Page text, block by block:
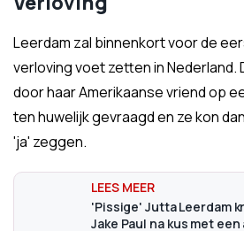
Leerdam zal binnenkort voor de
verloving voet zetten in
door haar Amerikaanse vriend op
ten huwelijk gevraagd en ze kon
'ja' zeggen.
'Pissige' Jutta Leerdam
Jake Paul na kus met